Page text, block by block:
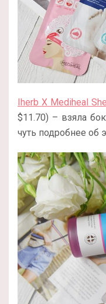
Iherb X Mediheal
$11.70) – взяла
чуть подробнее об